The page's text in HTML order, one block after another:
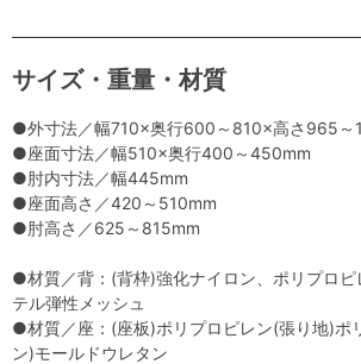
サイズ・重量・材質
●外寸法／幅710×奥行600～810×高さ965～
●座面寸法／幅510×奥行400～450mm
●肘内寸法／幅445mm
●座面高さ／420～510mm
●肘高さ／625～815mm
●材質／背：(背枠)強化ナイロン、ポリプロピ
テル弾性メッシュ
●材質／座：(座板)ポリプロピレン(張り地)ポ
ン)モールドウレタン